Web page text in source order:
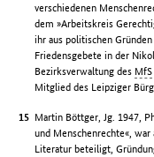
verschiedenen
dem »Arbeitskreis
ihr aus politischen
Friedensgebete in der
Bezirksverwaltung des MfS
Mitglied des Leipziger
Martin Böttger, Jg. 1947,
und Menschenrechte«,
Literatur beteiligt,